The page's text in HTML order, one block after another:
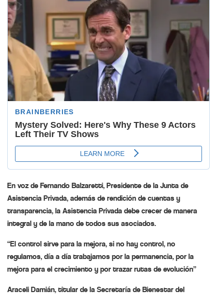
En voz de Fernando Balzaretti, Presidente de la Junta de
Asistencia Privada, además de rendición de cuentas y
transparencia, la Asistencia Privada debe crecer de manera
integral y de la mano de todos sus asociados.
“El control sirve para la mejora, si no hay control, no
regulamos, día a día trabajamos por la permanencia, por la
mejora para el crecimiento y por trazar rutas de evolución”
Araceli Damián, titular de la Secretaría de Bienestar del